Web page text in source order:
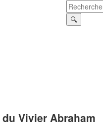
Vivier Abraham